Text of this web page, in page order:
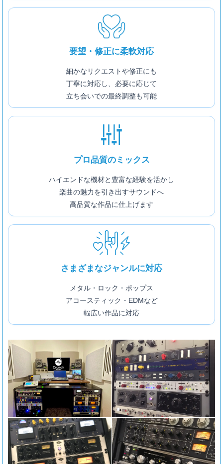
要望・修正に柔軟対応
細かなリクエストや修正にも
丁寧に対応し、必要に応じて
立ち会いでの最終調整も可能
プロ品質のミックス
ハイエンドな機材と豊富な経験を活かし
楽曲の魅力を引き出すサウンドへ
高品質な作品に仕上げます
さまざまなジャンルに対応
メタル・ロック・ポップス
アコースティック・EDMなど
幅広い作品に対応